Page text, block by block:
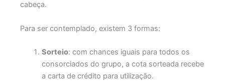
cabeça.
Para ser contemplado, existem 3 formas:
Sorteio: com chances iguais para todos os
consorciados do grupo, a cota sorteada recebe
a carta de crédito para utilização.